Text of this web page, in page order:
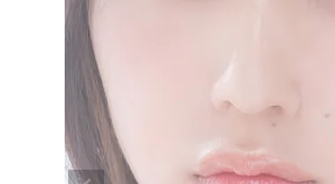
超モテコンウルトラマンスリー 最初
のブラウン 14.0mm
1,650
配送方法について
発送について